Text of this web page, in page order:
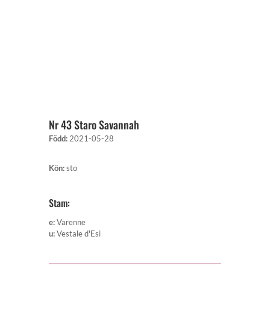
Nr 43 Staro Savannah
Född: 2021-05-28
Kön:sto
Stam:
e:Varenne
u:Vestale d'Esi